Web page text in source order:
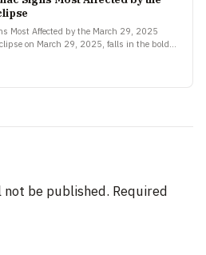
Most Affected by the March 29, 2025
on March 29, 2025, falls in the bold
be published. Required